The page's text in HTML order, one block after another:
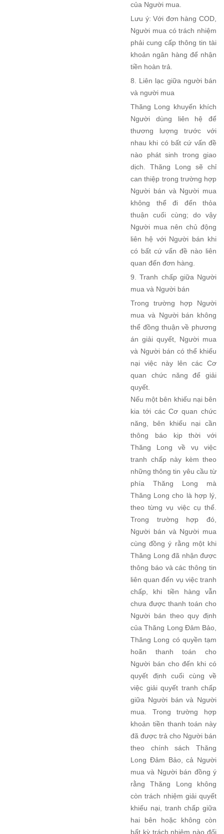
của Người mua.
Lưu ý: Với đơn hàng COD,
Người mua có trách nhiệm
phải cung cấp thông tin tài
khoản ngân hàng để nhận
tiền hoàn trả.
8. Liên lạc giữa người bán
và người mua
Thăng Long khuyến khích
Người dùng liên hệ để
thương lượng trước với
nhau khi có bất cứ vấn đề
nào phát sinh trong giao
dịch. Thăng Long sẽ chỉ
can thiệp trong trường hợp
Người bán và Người mua
không thể đi đến thỏa
thuận cuối cùng; do vậy
Người mua nên chủ động
liên hệ với Người bán khi
có bất cứ vấn đề nào liên
quan đến đơn hàng.
9. Tranh chấp giữa Người
mua và Người bán
Trong trường hợp Người
mua và Người bán không
thể đồng thuận về phương
án giải quyết, Người mua
và Người bán có thể khiếu
nại việc này lên các Cơ
quan chức năng để giải
quyết.
Nếu một bên khiếu nại bên
kia tới các Cơ quan chức
năng, bên khiếu nại cần
thông báo kịp thời với
Thăng Long về vụ việc
tranh chấp này kèm theo
những thông tin yêu cầu từ
phía Thăng Long mà
Thăng Long cho là hợp lý,
theo từng vụ việc cụ thể.
Trong trường hợp đó,
Người bán và Người mua
cùng đồng ý rằng một khi
Thăng Long đã nhận được
thông báo và các thông tin
liên quan đến vụ việc tranh
chấp, khi tiền hàng vẫn
chưa được thanh toán cho
Người bán theo quy định
của Thăng Long Đảm Bảo,
Thăng Long có quyền tạm
hoãn thanh toán cho
Người bán cho đến khi có
quyết định cuối cùng về
việc giải quyết tranh chấp
giữa Người bán và Người
mua. Trong trường hợp
khoản tiền thanh toán này
đã được trả cho Người bán
theo chính sách Thăng
Long Đảm Bảo, cả Người
mua và Người bán đồng ý
rằng Thăng Long không
còn trách nhiệm giải quyết
khiếu nại, tranh chấp giữa
hai bên hoặc không còn
bất kỳ trách nhiệm nào đối